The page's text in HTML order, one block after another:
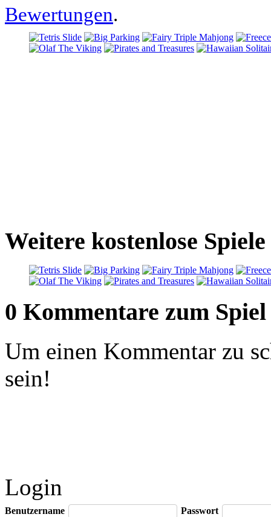
Bewertungen.
Weitere kostenlose
0 Kommentare zum Spiel
Um einen Kommentar zu
sein!
Login
Benutzername Passwort